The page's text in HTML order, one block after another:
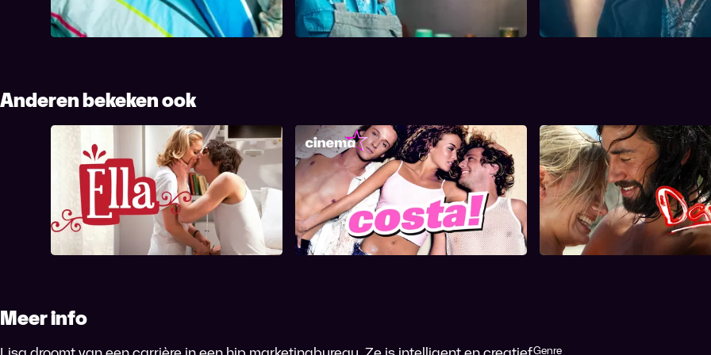
Anderen bekeken ook
Ella Costa! David
Meer info
Genre